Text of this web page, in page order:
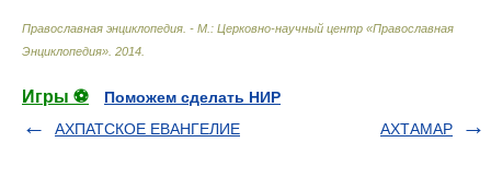
Православная энциклопедия. - М.: Церковно-научный центр «Православная
Энциклопедия» 2014
Игры ⚽
Поможем сделать НИР
АХПАТСКОЕ ЕВАНГЕЛИЕ
АХТАМАР